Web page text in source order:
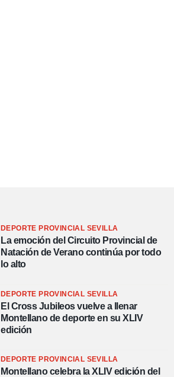
DEPORTE PROVINCIAL SEVILLA
La emoción del Circuito Provincial de
Natación de Verano continúa por todo
lo alto
DEPORTE PROVINCIAL SEVILLA
El Cross Jubileos vuelve a llenar
Montellano de deporte en su XLIV
edición
DEPORTE PROVINCIAL SEVILLA
Montellano celebra la XLIV edición del